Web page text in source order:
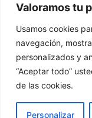
Valoramos tu
Usamos cookies
navegación,
personalizados y
“Aceptar todo”
de las cookies.
Personalizar
Redes Cristianas
Una mirada alternativa
- Colectivos de Redes